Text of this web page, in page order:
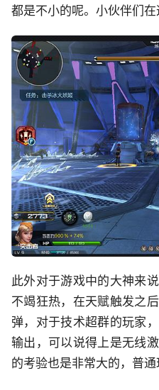
都是不小的呢。小伙伴们在
此外对于游戏中的大神来
不竭狂热，在天赋触发之
弹，对于技术超群的玩家
输出，可以说得上是无线
的考验也是非常大的，普